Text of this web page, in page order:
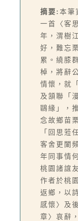
摘要: 本筆
一首〈客
年，渭樹
好，難忘
累。繞膝
棹，將辭
情懷，就
及頷聯「
鷗緣」，
念故鄉苗
「回思蒞
客舍更闌
年同事情
桃園諸誼
作者於桃
返鄉，以
感懷〉及
章〉哀辭